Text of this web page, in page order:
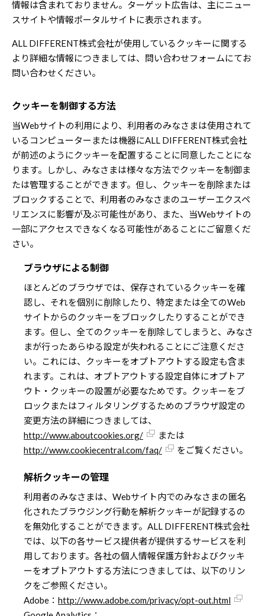
情報は含まれておりません。ターゲット広告は、主にニュー
スサイトや情報ポータルサイトに表示されます。
ALL DIFFERENT株式会社が使用しているクッキーに関する
より詳細な情報につきましては、問い合わせフォームにてお
問い合わせください。
クッキーを制御する方法
当Webサイトの利用により、利用者のみなさまは使用されて
いるコンピューターまたは機器にALL DIFFERENT株式会社
が前述のようにクッキーを配置することに同意したことにな
ります。しかし、みなさまは様々な方法でクッキーを制御ま
たは管理することができます。但し、クッキーを削除または
ブロックすることで、利用者のみなさまのユーザーエクスペ
リエンスに影響が及ぶ可能性があり、また、当Webサイトの
一部にアクセスできなくなる可能性があることにご留意くだ
さい。
ブラウザによる制御
ほとんどのブラウザでは、保存されているクッキーを確
認し、それを個別に削除したり、特定または全てのWeb
サイトからのクッキーをブロックしたりすることができ
ます。但し、全てのクッキーを削除してしまうと、みなさ
まが行ったあらゆる設定が失われることにご注意くださ
い。これには、クッキーをオプトアウトする設定も含ま
れます。これは、オプトアウトする設定自体にオプトア
ウト・クッキーの設置が必要なためです。クッキーをブ
ロックまたはフィルタリングするためのブラウザ設定の
変更方法の詳細につきましては、
http://www.aboutcookies.org/
または
http://www.cookiecentral.com/faq/
をご覧ください。
解析クッキーの管理
利用者のみなさまは、Webサイト内でのみなさまの匿名
化されたブラウジング行動を解析クッキーが記録するの
を無効化することができます。ALL DIFFERENT株式会社
では、以下の各サービス提供者が提供するサービスを利
用しております。各社の個人情報保護方針およびクッキ
ーをオプトアウトする方法につきましては、以下のリン
クをご参照ください。
Adobe： http://www.adobe.com/privacy/opt-out.html